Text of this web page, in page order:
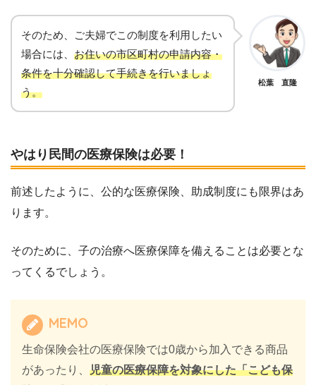
そのため、ご夫婦でこの制度を利用したい
場合には、 お住いの市区町村の申請内容・
条件を十分確認して手続きを行いましょ
う。
松葉 直隆
やはり民間の医療保険は必要！
前述したように、公的な医療保険、助成制度にも限界はあ
ります。
そのために、子の治療へ医療保障を備えることは必要とな
ってくるでしょう。
MEMO
生命保険会社の医療保険では0歳から加入できる商品
があったり、 児童の医療保障を対象にした「こども保